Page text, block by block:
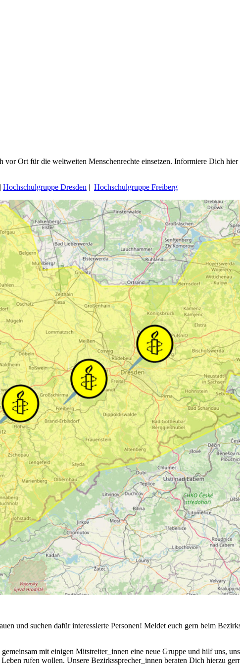
vor Ort für die weltweiten Menschenrechte einsetzen. Informiere Dich
| Hochschulgruppe Dresden | Hochschulgruppe Freiberg
und suchen dafür interessierte Personen! Meldet euch gern beim
mit einigen Mitstreiter_innen eine neue Gruppe und hilf uns,
rufen wollen. Unsere Bezirkssprecher_innen beraten Dich hierzu